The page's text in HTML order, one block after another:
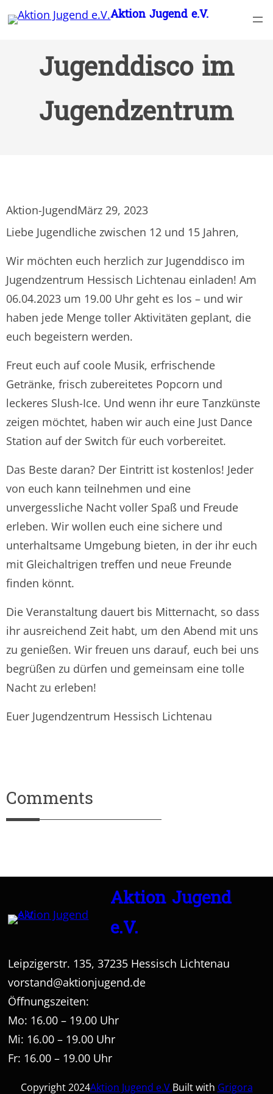
Zum
Inhalt
Aktion Jugend e.V.
Jugenddisco im
Jugendzentrum
Aktion-JugendMärz 29, 2023
Liebe Jugendliche zwischen 12 und 15 Jahren,
Wir möchten euch herzlich zur Jugenddisco im
Jugendzentrum Hessisch Lichtenau einladen! Am
06.04.2023 um 19.00 Uhr geht es los – und wir
haben jede Menge toller Aktivitäten geplant, die
euch begeistern werden.
Freut euch auf coole Musik, erfrischende
Getränke, frisch zubereitetes Popcorn und
leckeres Slush-Ice. Und wenn ihr eure Tanzkünste
zeigen möchtet, haben wir auch eine Just Dance
Station auf der Switch für euch vorbereitet.
Das Beste daran? Der Eintritt ist kostenlos! Jeder
von euch kann teilnehmen und eine
unvergessliche Nacht voller Spaß und Freude
erleben. Wir wollen euch eine sichere und
unterhaltsame Umgebung bieten, in der ihr euch
mit Gleichaltrigen treffen und neue Freunde
finden könnt.
Die Veranstaltung dauert bis Mitternacht, so dass
ihr ausreichend Zeit habt, um den Abend mit uns
zu genießen. Wir freuen uns darauf, euch bei uns
begrüßen zu dürfen und gemeinsam eine tolle
Nacht zu erleben!
Euer Jugendzentrum Hessisch Lichtenau
Comments
Aktion Jugend
e.V.
Leipzigerstr. 135, 37235 Hessisch Lichtenau
vorstand@aktionjugend.de
Öffnungszeiten:
Mo: 16.00 – 19.00 Uhr
Mi: 16.00 – 19.00 Uhr
Fr: 16.00 – 19.00 Uhr
Copyright 2024Aktion Jugend e.V.Built with Grigora